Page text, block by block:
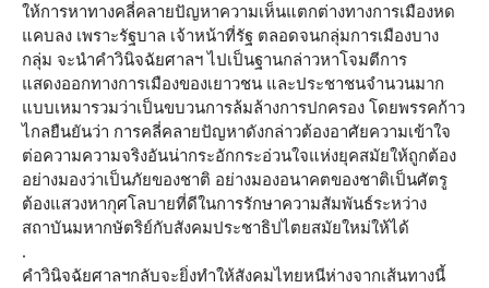
ให้การหาทางคลี่คลายปัญหาความเห็นแตกต่างทางการเมืองหด
แคบลง เพราะรัฐบาล เจ้าหน้าที่รัฐ ตลอดจนกลุ่มการเมืองบาง
กลุ่ม จะนำคำวินิจฉัยศาลฯ ไปเป็นฐานกล่าวหาโจมตีการ
แสดงออกทางการเมืองของเยาวชน และประชาชนจำนวนมาก
แบบเหมารวมว่าเป็นขบวนการล้มล้างการปกครอง โดยพรรคก้าว
ไกลยืนยันว่า การคลี่คลายปัญหาดังกล่าวต้องอาศัยความเข้าใจ
ต่อความความจริงอันน่ากระอักกระอ่วนใจแห่งยุคสมัยให้ถูกต้อง
อย่างมองว่าเป็นภัยของชาติ อย่างมองอนาคตของชาติเป็นศัตรู
ต้องแสวงหากุศโลบายที่ดีในการรักษาความสัมพันธ์ระหว่าง
สถาบันมหากษัตริย์กับสังคมประชาธิปไตยสมัยใหม่ให้ได้
.
คำวินิจฉัยศาลฯกลับจะยิ่งทำให้สังคมไทยหนีห่างจากเส้นทางนี้